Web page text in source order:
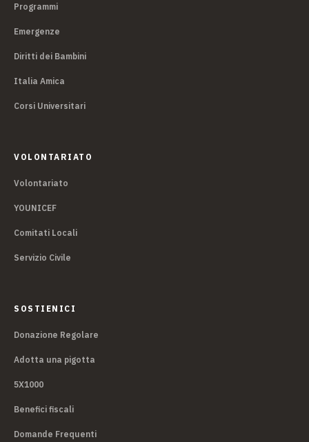
Programmi
Emergenze
Diritti dei Bambini
Italia Amica
Corsi Universitari
VOLONTARIATO
Volontariato
YOUNICEF
Comitati Locali
Servizio Civile
SOSTIENICI
Donazione Regolare
Adotta una pigotta
5X1000
Benefici fiscali
Domande Frequenti